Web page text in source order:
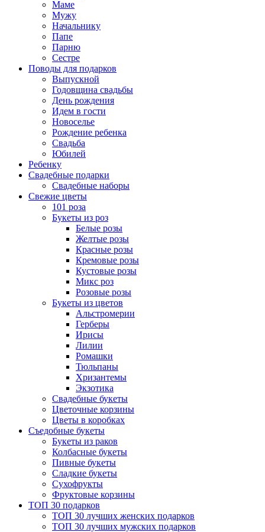
Маме
Мужу
Начальнику
Папе
Парню
Сестре
Поводы для подарков
Выпускной
Годовщина свадьбы
День рождения
Идем в гости
Новоселье
Рождение ребенка
Свадьба
Юбилей
Ребенку
Свадебные подарки
Свадебные наборы
Свежие цветы
101 роза
Букеты из роз
Белые розы
Желтые розы
Красные розы
Кремовые розы
Кустовые розы
Микс роз
Розовые розы
Букеты из цветов
Альстромерии
Герберы
Ириcы
Лилии
Ромашки
Тюльпаны
Хризантемы
Экзотика
Свадебные букеты
Цветочные корзины
Цветы в коробках
Съедобные букеты
Букеты из раков
Колбасные букеты
Пивные букеты
Сладкие букеты
Сухофрукты
Фруктовые корзины
ТОП 30 подарков
ТОП 30 лучших женских подарков
ТОП 30 лучших мужских подарков